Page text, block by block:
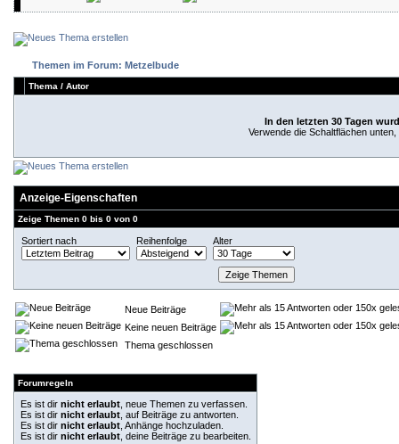
Themen im Forum: Metzelbude
Thema / Autor
In den letzten 30 Tagen
Verwende die Schaltflächen
Anzeige-Eigenschaften
Zeige Themen 0 bis 0 von 0
Sortiert nach Reihenfolge Alter
Neue Beiträge
Keine neuen Beiträge
Thema geschlossen
Forumregeln
Es ist dir nicht erlaubt , neue Themen zu verfassen.
Es ist dir nicht erlaubt , auf Beiträge zu antworten.
Es ist dir nicht erlaubt , Anhänge hochzuladen.
Es ist dir nicht erlaubt , deine Beiträge zu bearbeiten.